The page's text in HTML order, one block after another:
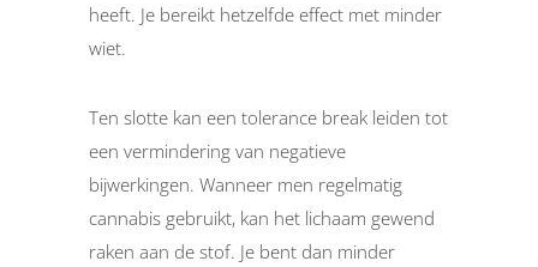
heeft. Je bereikt hetzelfde effect met minder
wiet.
Ten slotte kan een tolerance break leiden tot
een vermindering van negatieve
bijwerkingen. Wanneer men regelmatig
cannabis gebruikt, kan het lichaam gewend
raken aan de stof. Je bent dan minder